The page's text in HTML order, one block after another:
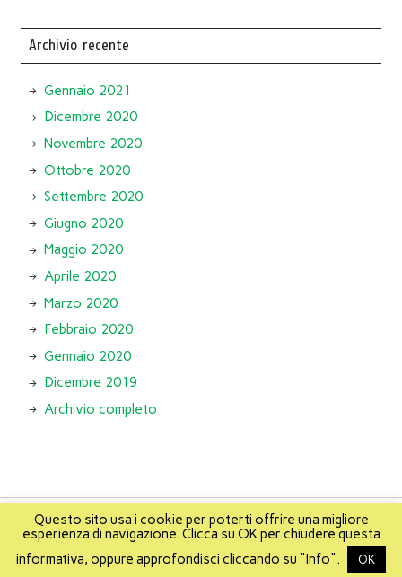
Archivio recente
Gennaio 2021
Dicembre 2020
Novembre 2020
Ottobre 2020
Settembre 2020
Giugno 2020
Maggio 2020
Aprile 2020
Marzo 2020
Febbraio 2020
Gennaio 2020
Dicembre 2019
Archivio completo
About Info About Mikis Mappa del sito
Questo sito usa i cookie per poterti offrire una migliore
esperienza di navigazione. Clicca su OK per chiudere questa
informativa, oppure approfondisci cliccando su "Info".
OK